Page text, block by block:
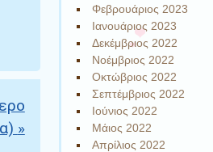
»
Φεβρουάριος 2023
Ιανουάριος 2023
Δεκέμβριος 2022
Νοέμβριος 2022
Οκτώβριος 2022
Σεπτέμβριος 2022
Ιούνιος 2022
Μάιος 2022
Απρίλιος 2022